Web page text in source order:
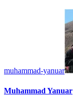
muhammad-yanuar
Muhammad Yanuar